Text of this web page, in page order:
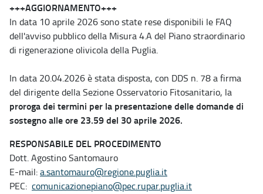
+++AGGIORNAMENTO+++
In data 10 aprile 2026 sono state rese disponibili le FAQ
dell'avviso pubblico della Misura 4.A del Piano straordinario
di rigenerazione olivicola della Puglia.
In data 20.04.2026 è stata disposta, con DDS n. 78 a firma
del dirigente della Sezione Osservatorio Fitosanitario, la
proroga dei termini per la presentazione delle domande di
sostegno alle ore 23.59 del 30 aprile 2026.
RESPONSABILE DEL PROCEDIMENTO
Dott.Agostino Santomauro
E-mail:a.santomauro@regione.puglia.it
PEC: comunicazionepiano@pec.rupar.puglia.it